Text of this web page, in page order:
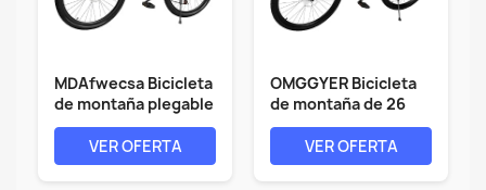
MDAfwecsa Bicicleta
de montaña plegable
de 21...
VER OFERTA
OMGGYER Bicicleta
de montaña de 26
pulgadas, 21...
VER OFERTA